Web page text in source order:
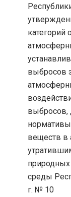
категорий
выбросов
выбросов,
веществ в
среды
г. № 10